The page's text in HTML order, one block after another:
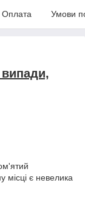
Оплата Умови
є невелика